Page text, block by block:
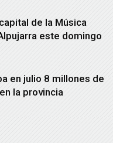
de la Música
este domingo
en julio 8 millones de
la provincia